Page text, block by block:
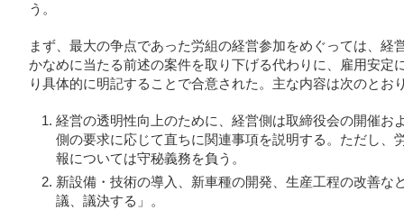
う。
まず、最大の争点であった労組の経営参加をめぐっては、経
かなめに当たる前述の案件を取り下げる代わりに、雇用安定
り具体的に明記することで合意された。主な内容は次のとお
経営の透明性向上のために、経営側は取締役会の開催お
側の要求に応じて直ちに関連事項を説明する。ただし、
報については守秘義務を負う。
新設備・技術の導入、新車種の開発、生産工程の改善な
議、議決する」。